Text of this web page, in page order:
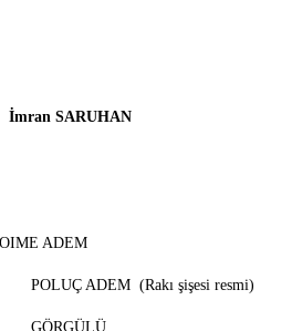
ADEM
(Rakı şişesi resmi)